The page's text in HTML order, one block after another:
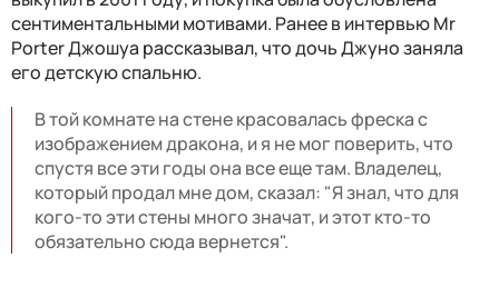
сентиментальными мотивами. Ранее в интервью Mr
Porter Джошуа рассказывал, что дочь Джуно заняла
его детскую спальню.
В той комнате на стене красовалась фреска с
изображением дракона, и я не мог поверить, что
спустя все эти годы она все еще там. Владелец,
который продал мне дом, сказал: "Я знал, что для
кого-то эти стены много значат, и этот кто-то
обязательно сюда вернется".